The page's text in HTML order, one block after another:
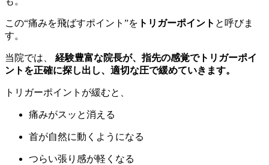
この“痛みを飛ばすポイント”を トリガーポイント と呼びま
す。
当院では、 経験豊富な院長が、指先の感覚でトリガーポイ
ントを正確に探し出し、適切な圧で緩めていきます。
トリガーポイントが緩むと、
痛みがスッと消える
首が自然に動くようになる
つらい張り感が軽くなる